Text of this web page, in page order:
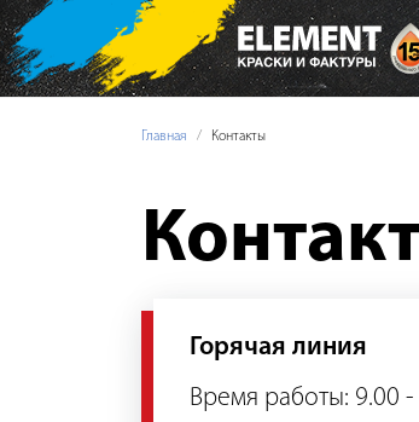
Главная Контакты
Горячая линия
Время работы: 9.00 -